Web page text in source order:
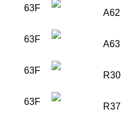
63F A62
63F A63
63F R30
63F R37